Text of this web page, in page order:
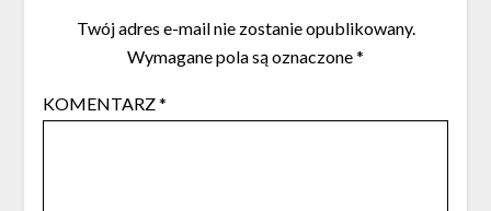
Twój adres e-mail nie zostanie opublikowany.
Wymagane pola są oznaczone*
KOMENTARZ*